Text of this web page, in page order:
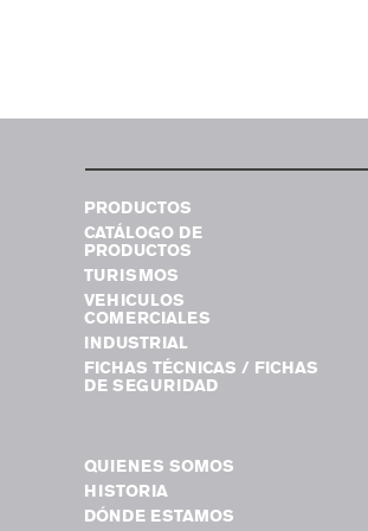
PRODUCTOS
CATÁLOGO DE
PRODUCTOS
TURISMOS
VEHICULOS
COMERCIALES
INDUSTRIAL
FICHAS TÉCNICAS / FICHAS
DE SEGURIDAD
QUIENES SOMOS
HISTORIA
DÓNDE ESTAMOS